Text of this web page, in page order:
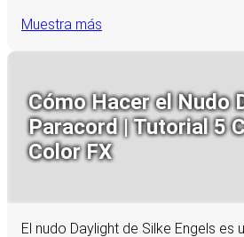
Muestra más
Cómo Hacer el Nudo
Paracord | Tutorial 5
Color FX
El nudo Daylight de Silke Engels es